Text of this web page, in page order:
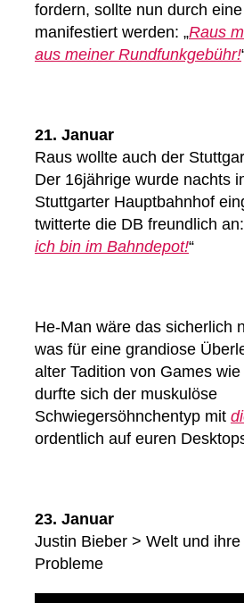
fordern, sollte nun durch
manifestiert werden: „Raus
aus meiner Rundfunkgebühr!
21. Januar
Raus wollte auch der
Der 16jährige wurde nachts
Stuttgarter Hauptbahnhof
twitterte die DB freundlich an:
ich bin im Bahndepot!“
He-Man wäre das sicherlich
was für eine grandiose
alter Tadition von Games wie
durfte sich der muskulöse
Schwiegersöhnchentyp mit
ordentlich auf euren
23. Januar
Justin Bieber > Welt und
Probleme